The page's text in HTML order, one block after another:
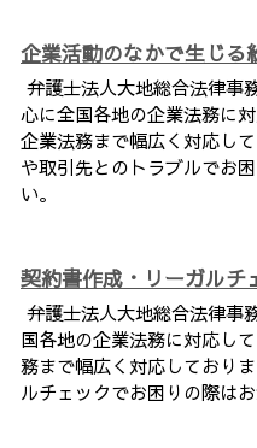
企業活動のなかで生じる
弁護士法人大地総合法律事
心に全国各地の企業法務に
企業法務まで幅広く対応し
や取引先とのトラブルでお
い。
契約書作成・リーガルチ
弁護士法人大地総合法律事
国各地の企業法務に対応し
務まで幅広く対応しており
ルチェックでお困りの際は